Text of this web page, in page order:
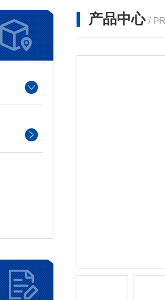
产品中心 /